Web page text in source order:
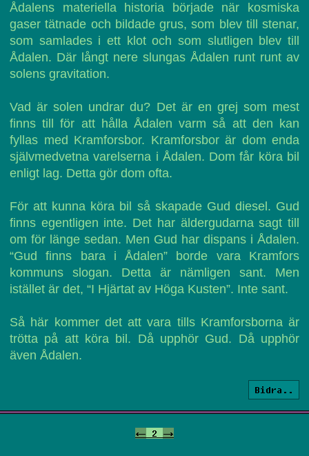
Ådalens materiella historia började när kosmiska
gaser tätnade och bildade grus, som blev till stenar,
som samlades i ett klot och som slutligen blev till
Ådalen. Där långt nere slungas Ådalen runt runt av
solens gravitation.
Vad är solen undrar du? Det är en grej som mest
finns till för att hålla Ådalen varm så att den kan
fyllas med Kramforsbor. Kramforsbor är dom enda
självmedvetna varelserna i Ådalen. Dom får köra bil
enligt lag. Detta gör dom ofta.
För att kunna köra bil så skapade Gud diesel. Gud
finns egentligen inte. Det har äldergudarna sagt till
om för länge sedan. Men Gud har dispans i Ådalen.
“Gud finns bara i Ådalen” borde vara Kramfors
kommuns slogan. Detta är nämligen sant. Men
istället är det, “I Hjärtat av Höga Kusten”. Inte sant.
Så här kommer det att vara tills Kramforsborna är
trötta på att köra bil. Då upphör Gud. Då upphör
även Ådalen.
Bidra..
<- 2 ->